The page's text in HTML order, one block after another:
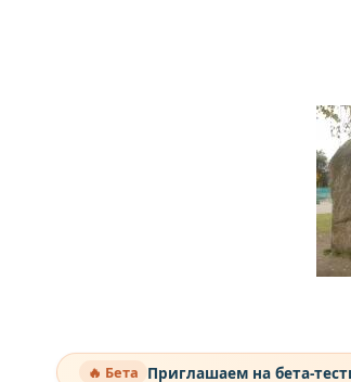
🔥 Бета Приглашаем на бета-